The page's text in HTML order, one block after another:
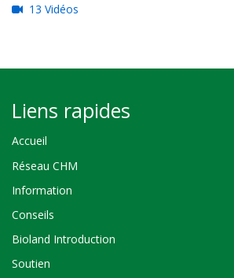
13 Vidéos
Liens rapides
Accueil
Réseau CHM
Information
Conseils
Bioland Introduction
Soutien